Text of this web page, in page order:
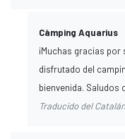
Càmping Aquarius
¡Muchas gracias
disfrutado del
bienvenida. Saludos
Traducido del Catalán